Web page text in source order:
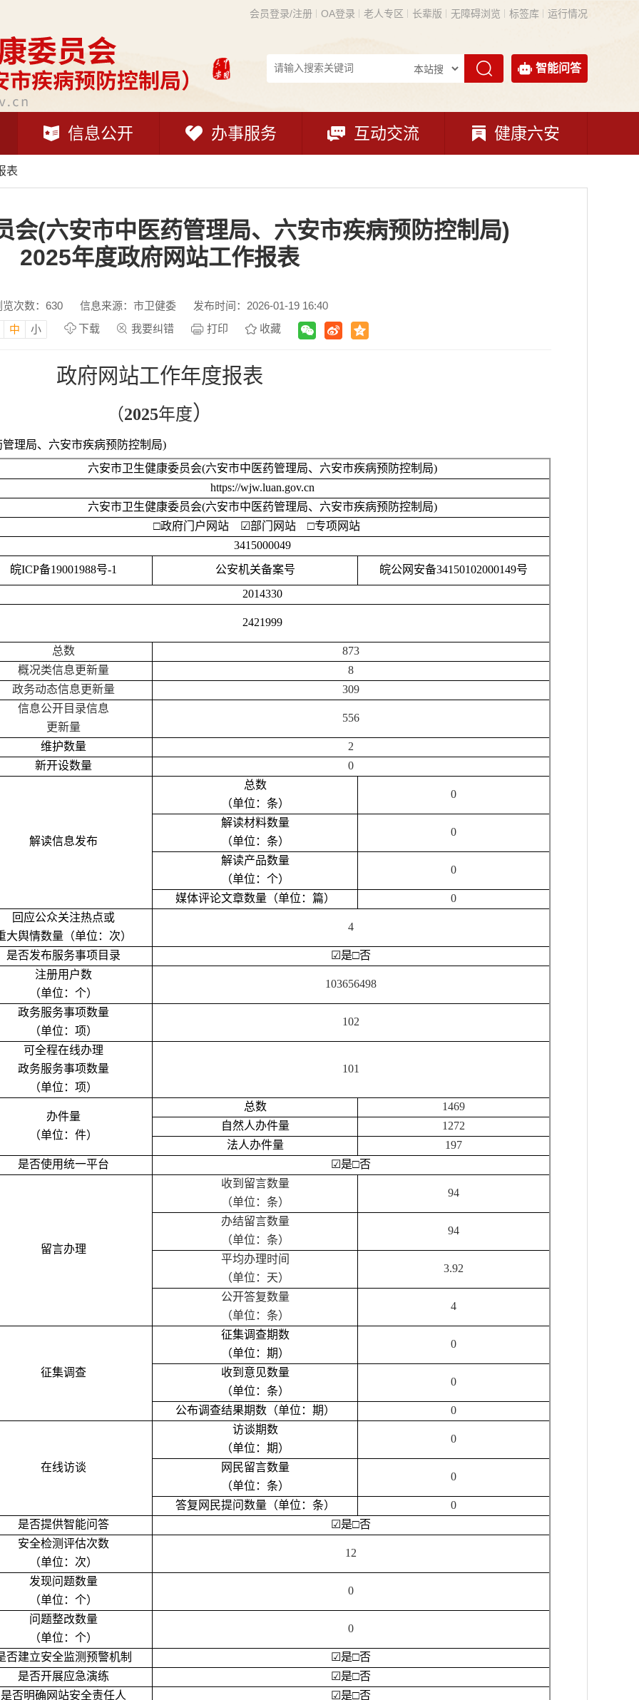
会员登录/注册 OA登录 老人专区 长辈版 无障碍浏览 标签库 运行情况
智能问答
信息公开 办事服务 互动交流 健康六安
表
会(六安市中医药管理局、六安市疾病预防控制局)
2025年度政府网站工作报表
次数： 630 信息来源：市卫健委
发布时间：2026-01-19 16:40
中
小 下载 我要纠错 打印 收藏
政府网站工作年度报表
（2025年度）
理局、六安市疾病预防控制局)
六安市卫生健康委员会(六安市中医药管理局、六安市疾病预防控制局)
https://wjw.luan.gov.cn
六安市卫生健康委员会(六安市中医药管理局、六安市疾病预防控制局)
□政府门户网站 ☑部门网站 □专项网站
3415000049
皖ICP备19001988号-1 公安机关备案号 皖公网安备34150102000149号
2014330
2421999
总数
873
概况类信息更新量
8
政务动态信息更新量
309
信息公开目录信息
更新量
556
维护数量
2
新开设数量
0
解读信息发布
总数
（单位：条）
0
解读材料数量
（单位：条）
0
解读产品数量
（单位：个）
0
媒体评论文章数量（单位：篇）
0
回应公众关注热点或
大舆情数量（单位：次）
4
是否发布服务事项目录 ☑是□否
注册用户数
（单位：个）
103656498
政务服务事项数量
（单位：项）
102
可全程在线办理
政务服务事项数量
（单位：项）
101
办件量
（单位：件）
总数
1469
自然人办件量
1272
法人办件量
197
是否使用统一平台
☑是□否
留言办理
收到留言数量
（单位：条）
94
办结留言数量
（单位：条）
94
平均办理时间
（单位：天）
3.92
公开答复数量
（单位：条）
4
征集调查
征集调查期数
（单位：期）
0
收到意见数量
（单位：条）
0
公布调查结果期数（单位：期） 0
在线访谈
访谈期数
（单位：期）
0
网民留言数量
（单位：条）
0
答复网民提问数量（单位：条）
0
是否提供智能问答
☑是□否
安全检测评估次数
（单位：次）
12
发现问题数量
（单位：个）
0
问题整改数量
（单位：个）
0
否建立安全监测预警机制 ☑是□否
是否开展应急演练
☑是□否
是否明确网站安全责任人
☑是□否